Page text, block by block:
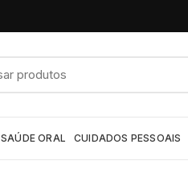
SAÚDE ORAL CUIDADOS PESSOAIS